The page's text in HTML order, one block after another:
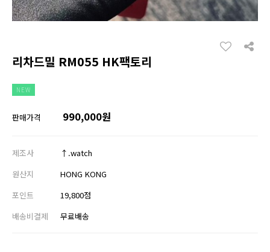
리차드밀 RM055 HK팩토리
NEW
판매가격 990,000원
제조사
↑.watch
원산지
HONG KONG
포인트
19,800점
배송비결제
무료배송